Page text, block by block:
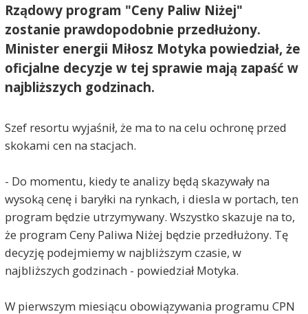
Rządowy program "Ceny Paliw Niżej"
zostanie prawdopodobnie przedłużony.
Minister energii Miłosz Motyka powiedział, że
oficjalne decyzje w tej sprawie mają zapaść w
najbliższych godzinach.
Szef resortu wyjaśnił, że ma to na celu ochronę przed
skokami cen na stacjach.
- Do momentu, kiedy te analizy będą skazywały na
wysoką cenę i baryłki na rynkach, i diesla w portach, ten
program będzie utrzymywany. Wszystko skazuje na to,
że program Ceny Paliwa Niżej będzie przedłużony. Tę
decyzję podejmiemy w najbliższym czasie, w
najbliższych godzinach - powiedział Motyka.
W pierwszym miesiącu obowiązywania programu CPN